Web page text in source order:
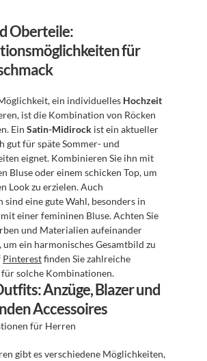
Oberteile:
für
ein individuelles Hochzeit
ist die Kombination von Röcken
Ein Satin-Midirock ist ein aktueller
gut für späte Sommer- und
eignet. Kombinieren Sie ihn mit
Bluse oder einem schicken Top, um
Look zu erzielen. Auch
sind eine gute Wahl, besonders in
einer femininen Bluse. Achten Sie
und Materialien aufeinander
um ein harmonisches Gesamtbild zu
Pinterest finden Sie zahlreiche
solche Kombinationen.
Anzüge, Blazer und
Accessoires
für Herren
gibt es verschiedene Möglichkeiten,